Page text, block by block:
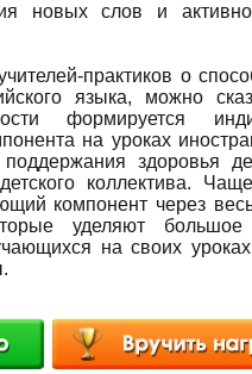
новых слов и
практиков о
языка, можно
формируется
на уроках
здоровья
коллектива.
компонент через
уделяют
на своих